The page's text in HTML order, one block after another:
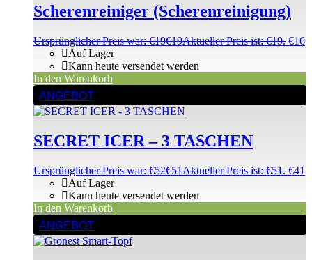
Scherenreiniger (Scherenreinigung)
Ursprünglicher Preis war: €19€19Aktueller Preis ist: €19. €16
Auf Lager
Kann heute versendet werden
In den Warenkorb
ANGEBOT
SECRET ICER – 3 TASCHEN
Ursprünglicher Preis war: €52€51Aktueller Preis ist: €51. €41
Auf Lager
Kann heute versendet werden
In den Warenkorb
ANGEBOT